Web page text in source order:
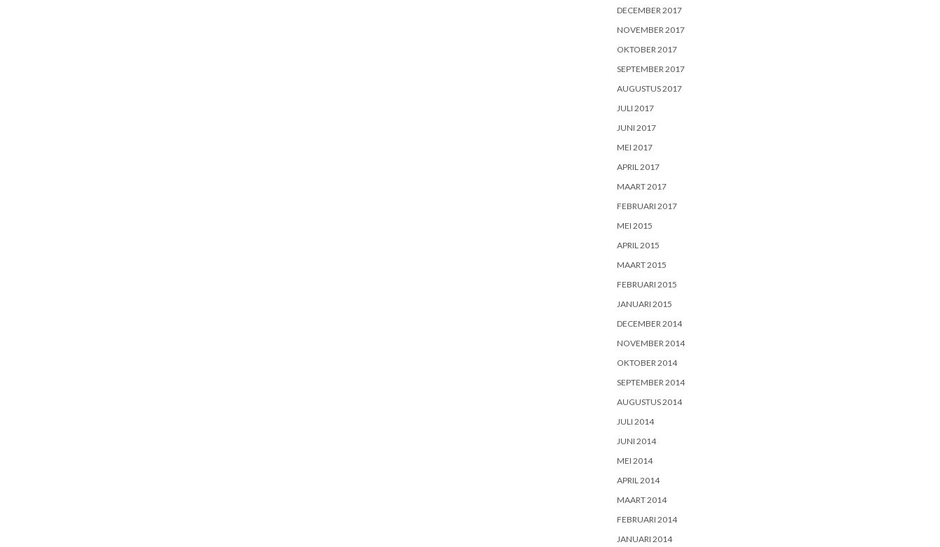
DECEMBER 2017
NOVEMBER 2017
OKTOBER 2017
SEPTEMBER 2017
AUGUSTUS 2017
JULI 2017
JUNI 2017
MEI 2017
APRIL 2017
MAART 2017
FEBRUARI 2017
MEI 2015
APRIL 2015
MAART 2015
FEBRUARI 2015
JANUARI 2015
DECEMBER 2014
NOVEMBER 2014
OKTOBER 2014
SEPTEMBER 2014
AUGUSTUS 2014
JULI 2014
JUNI 2014
MEI 2014
APRIL 2014
MAART 2014
FEBRUARI 2014
JANUARI 2014